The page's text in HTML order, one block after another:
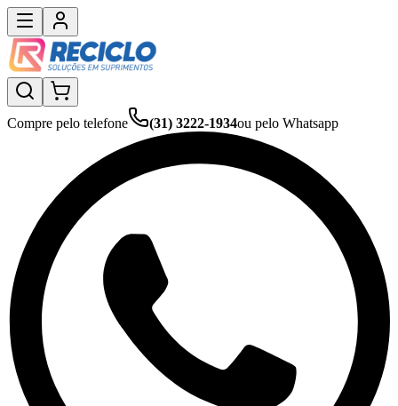
Compre pelo telefone (31) 3222-1934ou pelo Whatsapp